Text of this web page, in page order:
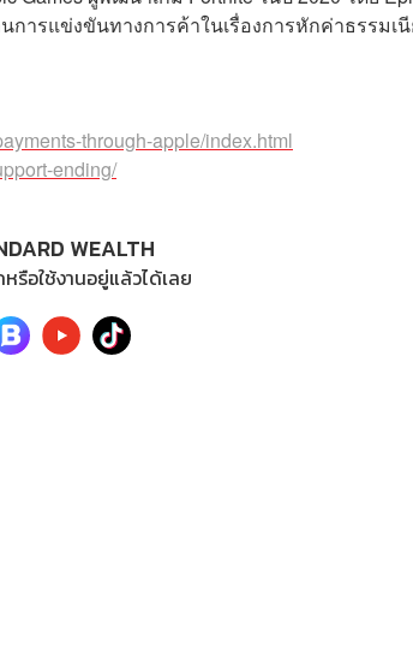
ารแข่งขันทางการค้าในเรื่องการหักค่าธรรมเ
through-apple/index.html
ending/
WEALTH
อใช้งานอยู่แล้วได้เลย